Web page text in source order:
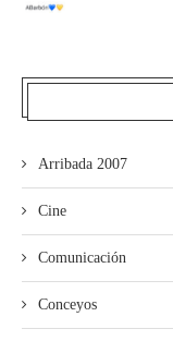
Arribada 2007
Cine
Comunicación
Conceyos